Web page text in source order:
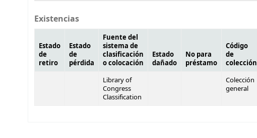
Existencias
Estado
de
retiro
Estado
de
pérdida
Fuente del
sistema de
clasificación
o colocación
Estado
dañado
No para
préstamo
Código
de
colección
Library of
Congress
Classification
Colección
general